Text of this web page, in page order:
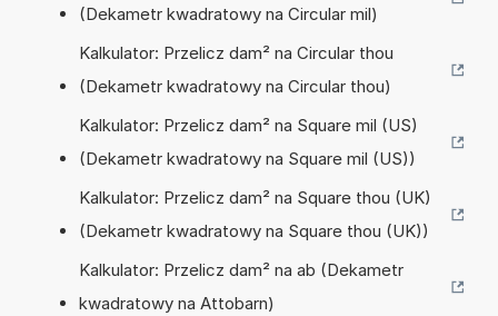
(Dekametr kwadratowy na Circular mil)
Kalkulator: Przelicz dam² na Circular thou
(Dekametr kwadratowy na Circular thou)
Kalkulator: Przelicz dam² na Square mil (US)
(Dekametr kwadratowy na Square mil (US))
Kalkulator: Przelicz dam² na Square thou (UK)
(Dekametr kwadratowy na Square thou (UK))
Kalkulator: Przelicz dam² na ab (Dekametr
kwadratowy na Attobarn)